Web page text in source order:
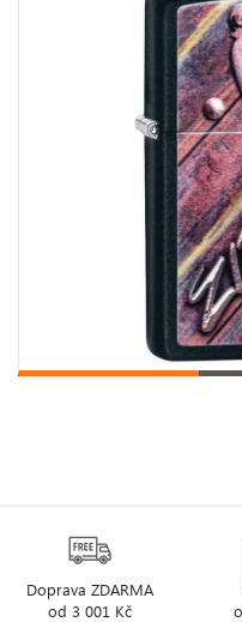
Doprava ZDARMA
od 3 001 Kč